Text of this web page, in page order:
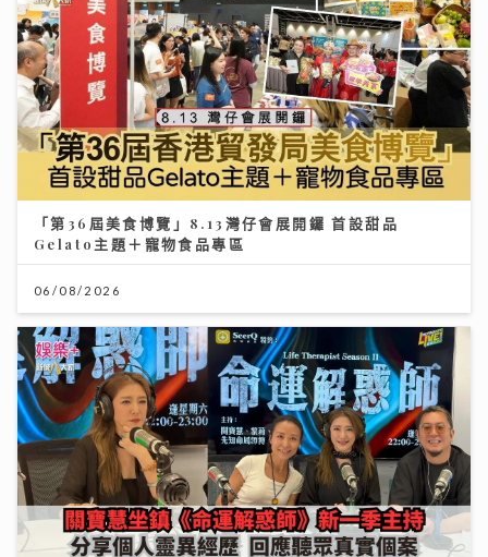
「第36屆美食博覽」8.13灣仔會展開鑼 首設甜品
Gelato主題＋寵物食品專區
06/08/2026